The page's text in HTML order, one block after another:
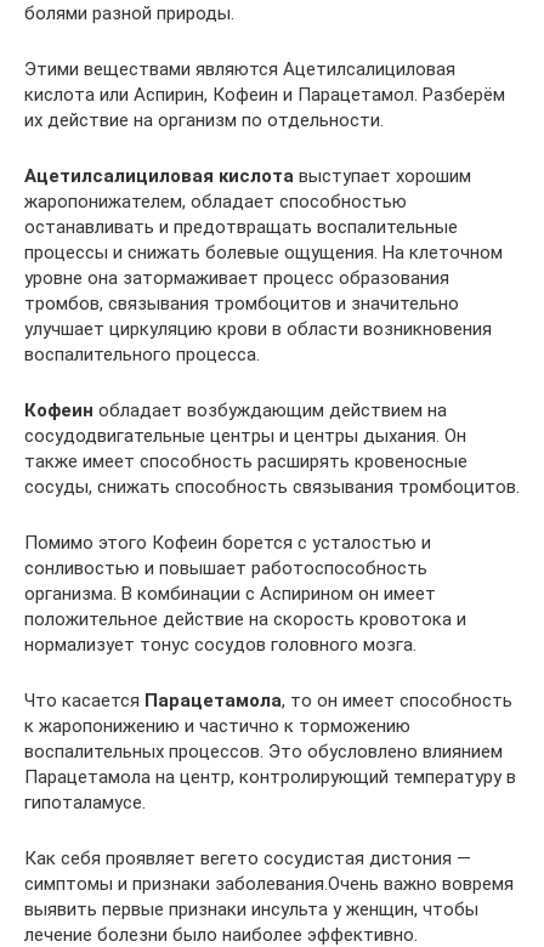
болями разной природы.
Этими веществами являются Ацетилсалициловая
кислота или Аспирин, Кофеин и Парацетамол. Разберём
их действие на организм по отдельности.
Ацетилсалициловая кислота выступает хорошим
жаропонижателем, обладает способностью
останавливать и предотвращать воспалительные
процессы и снижать болевые ощущения. На клеточном
уровне она затормаживает процесс образования
тромбов, связывания тромбоцитов и значительно
улучшает циркуляцию крови в области возникновения
воспалительного процесса.
Кофеин обладает возбуждающим действием на
сосудодвигательные центры и центры дыхания. Он
также имеет способность расширять кровеносные
сосуды, снижать способность связывания тромбоцитов.
Помимо этого Кофеин борется с усталостью и
сонливостью и повышает работоспособность
организма. В комбинации с Аспирином он имеет
положительное действие на скорость кровотока и
нормализует тонус сосудов головного мозга.
Что касается Парацетамола, то он имеет способность
к жаропонижению и частично к торможению
воспалительных процессов. Это обусловлено влиянием
Парацетамола на центр, контролирующий температуру в
гипоталамусе.
Как себя проявляет вегето сосудистая дистония —
симптомы и признаки заболевания.Очень важно вовремя
выявить первые признаки инсульта у женщин, чтобы
лечение болезни было наиболее эффективно.